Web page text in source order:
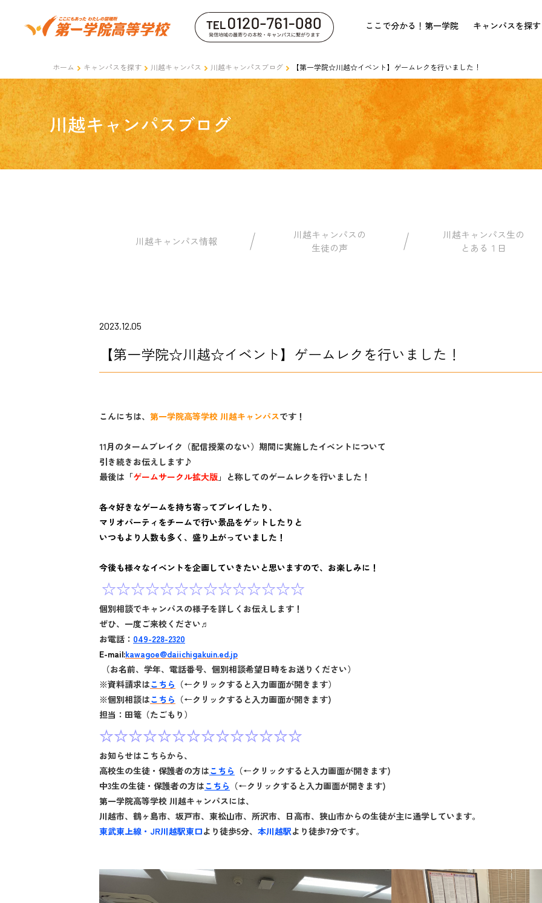
ここで分かる！第一学院 キャンパスを探す
ホーム キャンパスを探す 川越キャンパス 川越キャンパスブログ 【第一学院☆川越☆イベント】ゲームレクを行いました！
川越キャンパスブログ
川越キャンパス情報
川越キャンパスの
生徒の声
川越キャンパス生の
とある１日
2023.12.05
【第一学院☆川越☆イベント】ゲームレクを行いました！
こんにちは、 第一学院高等学校 川越キャンパスです！
11月のタームブレイク（配信授業のない）期間に実施したイベントについて
引き続きお伝えします♪
最後は「ゲームサークル拡大版 」と称してのゲームレクを行いました！
各々好きなゲームを持ち寄ってプレイしたり、
マリオパーティをチームで行い景品をゲットしたりと
いつもより人数も多く、盛り上がっていました！
今後も様々なイベントを企画していきたいと思いますので、お楽しみに！
☆☆☆☆☆☆☆☆☆☆☆☆☆☆
個別相談でキャンパスの様子を詳しくお伝えします！
ぜひ、一度ご来校ください♬
お電話： 049-228-2320
E-mail:kawagoe@daiichigakuin.ed.jp
（お名前、学年、電話番号、個別相談希望日時をお送りください）
※資料請求はこちら （←クリックすると入力画面が開きます）
※個別相談はこちら （←クリックすると入力画面が開きます)
担当：田篭（たごもり）
☆☆☆☆☆☆☆☆☆☆☆☆☆☆
お知らせはこちらから、
高校生の生徒・保護者の方はこちら （←クリックすると入力画面が開きます)
中3生の生徒・保護者の方はこちら （←クリックすると入力画面が開きます)
第一学院高等学校 川越キャンパスには、
川越市、鶴ヶ島市、坂戸市、東松山市、所沢市、日高市、狭山市からの生徒が主に通学しています。
東武東上線・JR川越駅東口より徒歩5分、 本川越駅より徒歩7分です。